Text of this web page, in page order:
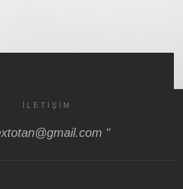
İLETIŞIM
"